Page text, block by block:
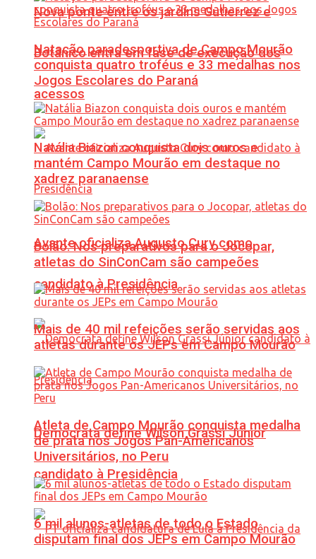
Nova ponte entre os jardins Gutierrez e
Botânico entra em fase de execução dos
acessos
Avante oficializa Augusto Cury como
candidato à Presidência
Democrata define Wilson Grassi Júnior
candidato à Presidência
Natação paradesportiva de Campo Mourão
conquista quatro troféus e 33 medalhas nos
Jogos Escolares do Paraná
Natália Biazon conquista dois ouros e
mantém Campo Mourão em destaque no
xadrez paranaense
Bolão: Nos preparativos para o Jocopar,
atletas do SinConCam são campeões
Mais de 40 mil refeições serão servidas aos
atletas durante os JEPs em Campo Mourão
Atleta de Campo Mourão conquista medalha
de prata nos Jogos Pan-Americanos
Universitários, no Peru
6 mil alunos-atletas de todo o Estado
disputam final dos JEPs em Campo Mourão